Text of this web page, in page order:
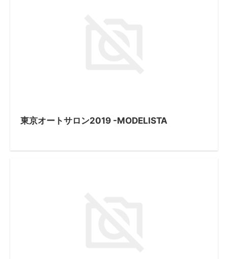
東京オートサロン2019 -MODELISTA